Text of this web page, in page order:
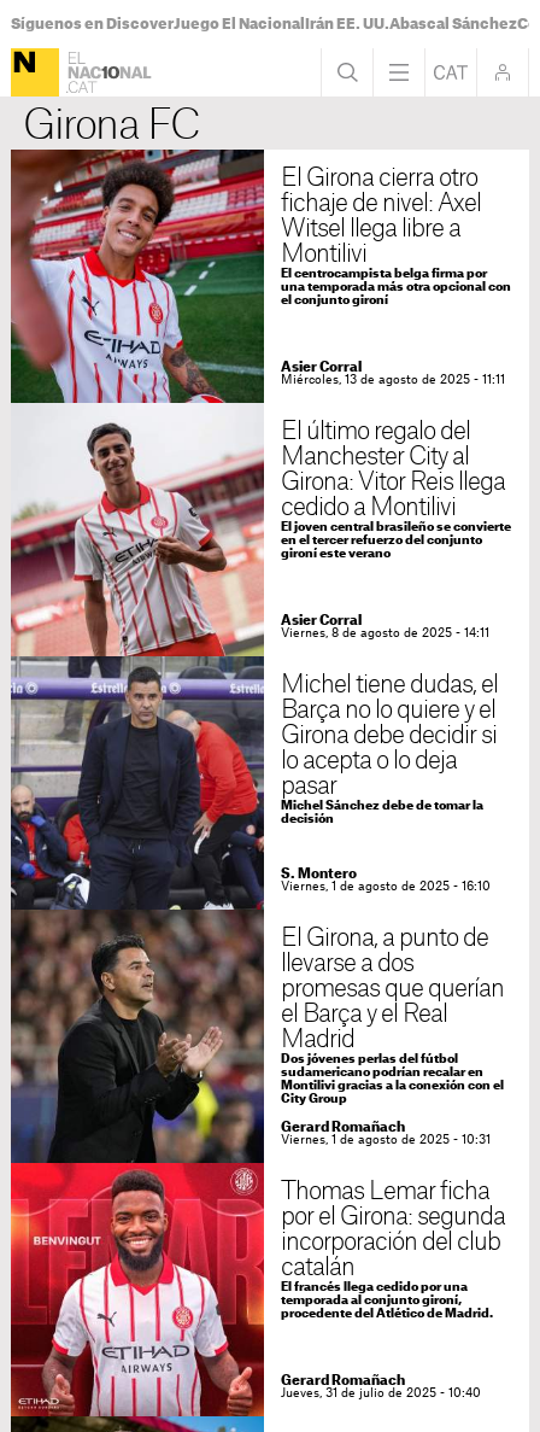
Síguenos en DiscoverJuego El Nacional Irán EE. UU.Abascal Sánchez
Girona FC
El Girona cierra otro
fichaje de nivel: Axel
Witsel llega libre a
Montilivi
El centrocampista belga firma por
una temporada más otra opcional con
el conjunto gironí
Asier Corral
Miércoles, 13 de agosto de 2025 - 11:11
El último regalo del
Manchester City al
Girona: Vitor Reis llega
cedido a Montilivi
El joven central brasileño se convierte
en el tercer refuerzo del conjunto
gironí este verano
Asier Corral
Viernes, 8 de agosto de 2025 - 14:11
Michel tiene dudas, el
Barça no lo quiere y el
Girona debe decidir si
lo acepta o lo deja
pasar
Michel Sánchez debe de tomar la
decisión
S. Montero
Viernes, 1 de agosto de 2025 - 16:10
El Girona, a punto de
llevarse a dos
promesas que querían
el Barça y el Real
Madrid
Dos jóvenes perlas del fútbol
sudamericano podrían recalar en
Montilivi gracias a la conexión con el
City Group
Gerard Romañach
Viernes, 1 de agosto de 2025 - 10:31
Thomas Lemar ficha
por el Girona: segunda
incorporación del club
catalán
El francés llega cedido por una
temporada al conjunto gironí,
procedente del Atlético de Madrid.
Gerard Romañach
Jueves, 31 de julio de 2025 - 10:40